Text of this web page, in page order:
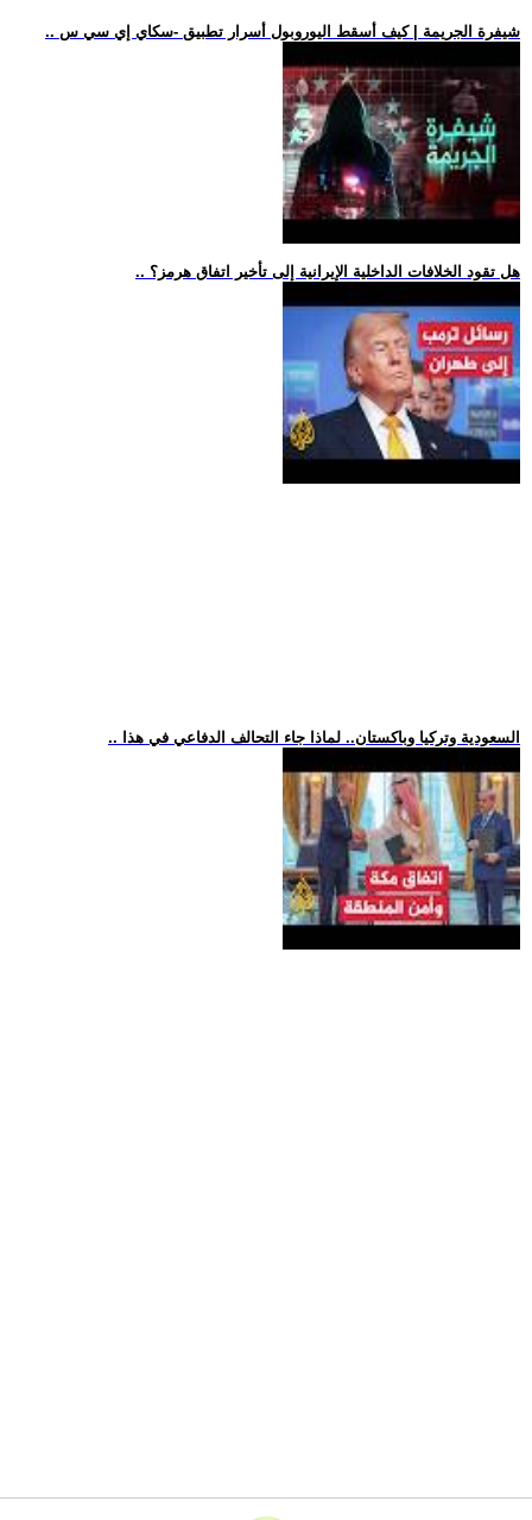
.. شيفرة الجريمة | كيف أسقط اليوروبول أسرار تطبيق -سكاي إي سي س
.. هل تقود الخلافات الداخلية الإيرانية إلى تأخير اتفاق هرمز؟
.. السعودية وتركيا وباكستان.. لماذا جاء التحالف الدفاعي في هذا